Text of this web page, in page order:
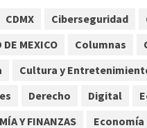
Lotería Nacional
centenario de la
agosto 7, 2026
CDMX Ciberseguridad
DE MEXICO
Columnas
Cultura y
Derecho Digital
Y FINANZAS
Economía